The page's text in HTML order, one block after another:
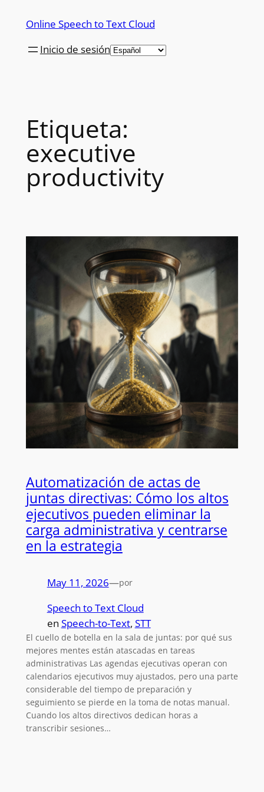
contenido
Online Speech to Text Cloud
Inicio de sesión
Etiqueta:
executive
productivity
Automatización de actas de
juntas directivas: Cómo los altos
ejecutivos pueden eliminar la
carga administrativa y centrarse
en la estrategia
May 11, 2026—por
Speech to Text Cloud
en Speech-to-Text, STT
El cuello de botella en la sala de juntas: por qué sus
mejores mentes están atascadas en tareas
administrativas Las agendas ejecutivas operan con
calendarios ejecutivos muy ajustados, pero una parte
considerable del tiempo de preparación y
seguimiento se pierde en la toma de notas manual.
Cuando los altos directivos dedican horas a
transcribir sesiones…